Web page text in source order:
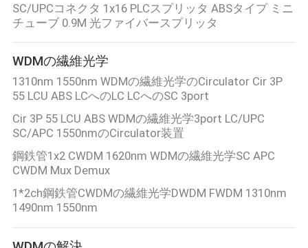
SC/UPCコネクタ 1x16 PLCスプリッタ ABSタイプ ミニ
チューブ 0.9M 光ファイバースプリッタ
WDMの繊維光学
1310nm 1550nm WDMの繊維光学のCirculator Cir 3P
55 LCU ABS LCへのLC LCへのSC 3port
Cir 3P 55 LCU ABS WDMの繊維光学3port LC/UPC
SC/APC 1550nmのCirculator装置
鋼鉄管1x2 CWDM 1620nm WDMの繊維光学SC APC
CWDM Mux Demux
1*2ch鋼鉄管CWDMの繊維光学DWDM FWDM 1310nm
1490nm 1550nm